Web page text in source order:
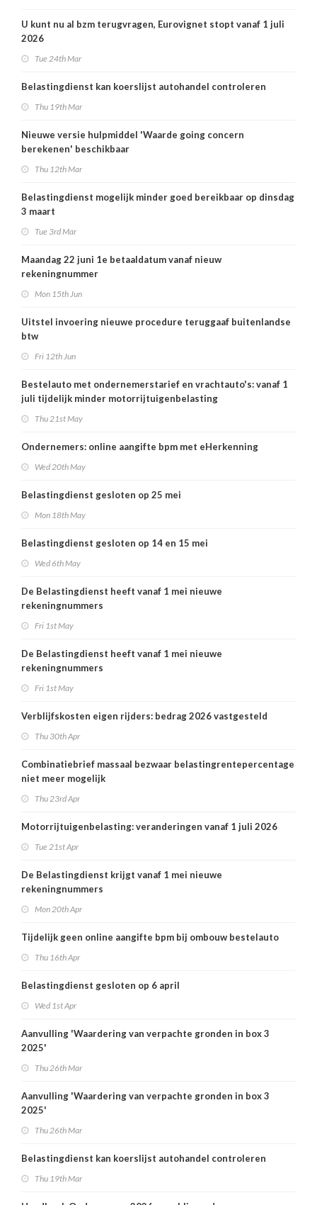
U kunt nu al bzm terugvragen, Eurovignet stopt vanaf 1 juli
2026
Tue 24th Mar
Belastingdienst kan koerslijst autohandel controleren
Thu 19th Mar
Nieuwe versie hulpmiddel 'Waarde going concern
berekenen' beschikbaar
Thu 12th Mar
Belastingdienst mogelijk minder goed bereikbaar op dinsdag
3 maart
Tue 3rd Mar
Maandag 22 juni 1e betaaldatum vanaf nieuw
rekeningnummer
Mon 15th Jun
Uitstel invoering nieuwe procedure teruggaaf buitenlandse
btw
Fri 12th Jun
Bestelauto met ondernemerstarief en vrachtauto's: vanaf 1
juli tijdelijk minder motorrijtuigenbelasting
Thu 21st May
Ondernemers: online aangifte bpm met eHerkenning
Wed 20th May
Belastingdienst gesloten op 25 mei
Mon 18th May
Belastingdienst gesloten op 14 en 15 mei
Wed 6th May
De Belastingdienst heeft vanaf 1 mei nieuwe
rekeningnummers
Fri 1st May
De Belastingdienst heeft vanaf 1 mei nieuwe
rekeningnummers
Fri 1st May
Verblijfskosten eigen rijders: bedrag 2026 vastgesteld
Thu 30th Apr
Combinatiebrief massaal bezwaar belastingrentepercentage
niet meer mogelijk
Thu 23rd Apr
Motorrijtuigenbelasting: veranderingen vanaf 1 juli 2026
Tue 21st Apr
De Belastingdienst krijgt vanaf 1 mei nieuwe
rekeningnummers
Mon 20th Apr
Tijdelijk geen online aangifte bpm bij ombouw bestelauto
Thu 16th Apr
Belastingdienst gesloten op 6 april
Wed 1st Apr
Aanvulling 'Waardering van verpachte gronden in box 3
2025'
Thu 26th Mar
Aanvulling 'Waardering van verpachte gronden in box 3
2025'
Thu 26th Mar
Belastingdienst kan koerslijst autohandel controleren
Thu 19th Mar